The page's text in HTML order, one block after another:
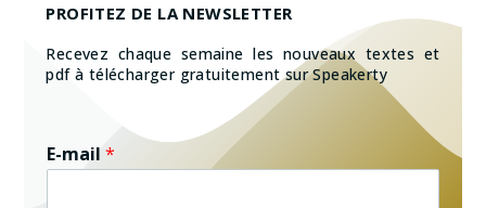
PROFITEZ DE LA NEWSLETTER
Recevez chaque semaine les nouveaux textes et
pdf à télécharger gratuitement sur Speakerty
E-mail*